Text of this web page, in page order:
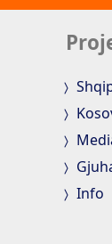
Info